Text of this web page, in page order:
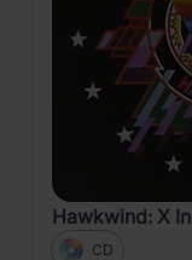
Hawkwind: X
CD